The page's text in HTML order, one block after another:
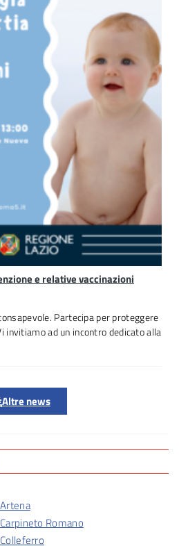
e relative vaccinazioni
Partecipa per proteggere
invitiamo ad un incontro dedicato alla
Altre news
Romano